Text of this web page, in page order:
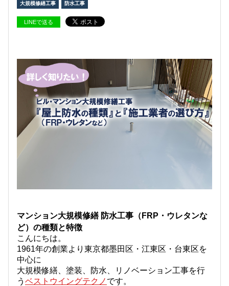
大規模修繕工事 防水工事
LINEで送る
マンション大規模修繕 防水工事（FRP・ウレタンな
ど）の種類と特徴
こんにちは。
1961年の創業より東京都墨田区・江東区・台東区を
中心に
大規模修繕、塗装、防水、リノベーション工事を行
う ベストウイングテクノ です。